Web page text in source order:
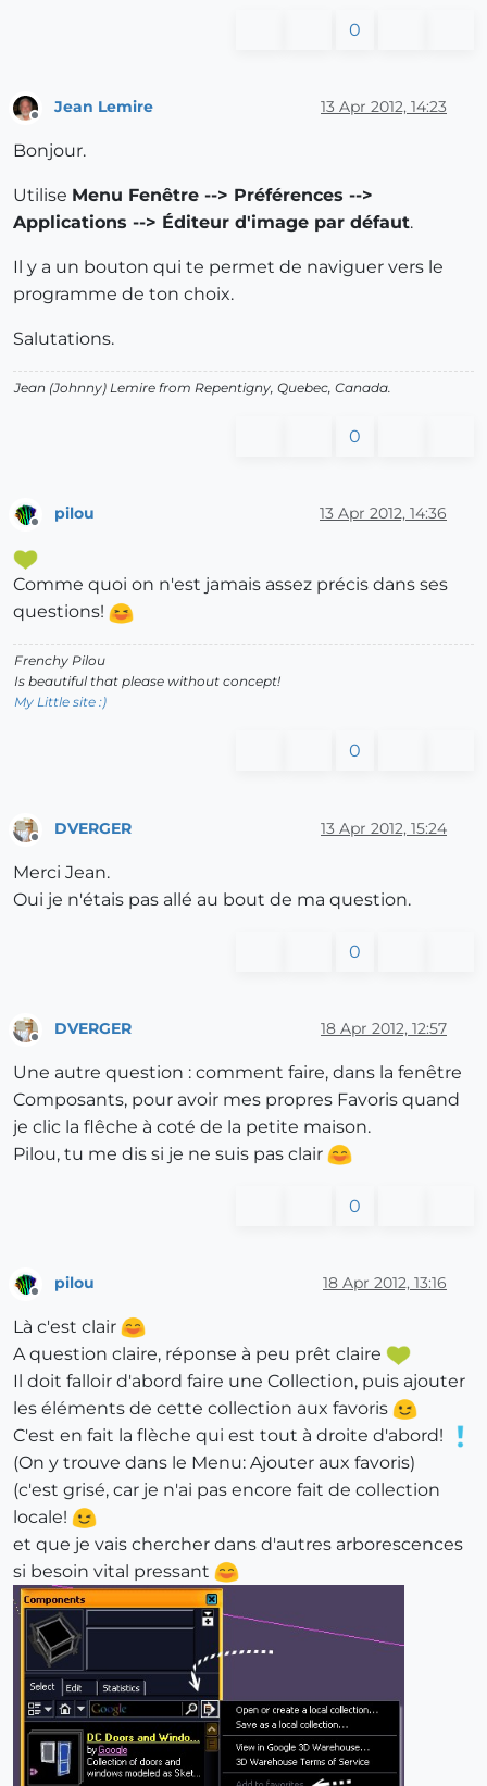
0
Jean Lemire 13 Apr 2012, 14:23
Bonjour.
Utilise Menu Fenêtre --> Préférences -->
Applications --> Éditeur d'image par défaut.
Il y a un bouton qui te permet de naviguer vers le
programme de ton choix.
Salutations.
Jean (Johnny) Lemire from Repentigny, Quebec, Canada.
0
pilou 13 Apr 2012, 14:36
Comme quoi on n'est jamais assez précis dans ses
questions!
Frenchy Pilou
Is beautiful that please without concept!
My Little site :)
0
Offline
DVERGER 13 Apr 2012, 15:24
Merci Jean.
Oui je n'étais pas allé au bout de ma question.
0
DVERGER 18 Apr 2012, 12:57
Une autre question : comment faire, dans la fenêtre
Composants, pour avoir mes propres Favoris quand
je clic la flêche à coté de la petite maison.
Pilou, tu me dis si je ne suis pas clair
0
pilou 18 Apr 2012, 13:16
Là c'est clair
A question claire, réponse à peu prêt claire
Il doit falloir d'abord faire une Collection, puis ajouter
les éléments de cette collection aux favoris
C'est en fait la flèche qui est tout à droite d'abord!
(On y trouve dans le Menu: Ajouter aux favoris)
(c'est grisé, car je n'ai pas encore fait de collection
locale!
et que je vais chercher dans d'autres arborescences
si besoin vital pressant